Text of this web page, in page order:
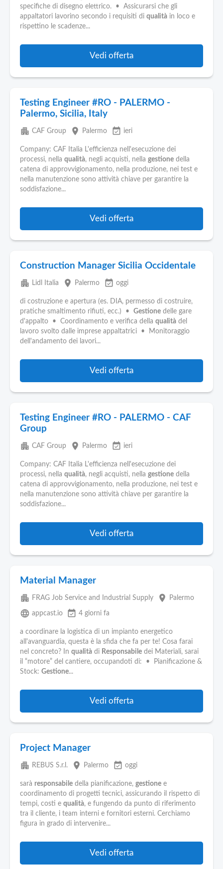
specifiche di disegno elettrico. • Assicurarsi che gli
appaltatori lavorino secondo i requisiti di qualità in loco e
rispettino le scadenze...
Vedi offerta
Testing Engineer #RO - PALERMO -
Palermo, Sicilia, Italy
apartment CAF Group place Palermo event_available ieri
Company: CAF Italia L'efficienza nell'esecuzione dei
processi, nella qualità, negli acquisti, nella gestione della
catena di approvvigionamento, nella produzione, nei test e
nella manutenzione sono attività chiave per garantire la
soddisfazione...
Vedi offerta
Construction Manager Sicilia Occidentale
apartment Lidl Italia place Palermo event_available oggi
di costruzione e apertura (es. DIA, permesso di costruire,
pratiche smaltimento rifiuti, ecc.) • Gestione delle gare
d'appalto • Coordinamento e verifica della qualità del
lavoro svolto dalle imprese appaltatrici • Monitoraggio
dell'andamento dei lavori...
Vedi offerta
Testing Engineer #RO - PALERMO - CAF
Group
apartment CAF Group place Palermo event_available ieri
Company: CAF Italia L'efficienza nell'esecuzione dei
processi, nella qualità, negli acquisti, nella gestione della
catena di approvvigionamento, nella produzione, nei test e
nella manutenzione sono attività chiave per garantire la
soddisfazione...
Vedi offerta
Material Manager
apartment FRAG Job Service and Industrial Supply place Palermo
language appcast.io event_available 4 giorni fa
a coordinare la logistica di un impianto energetico
all'avanguardia, questa è la sfida che fa per te! Cosa farai
nel concreto? In qualità di Responsabile dei Materiali, sarai
il “motore” del cantiere, occupandoti di: • Pianificazione &
Stock: Gestione...
Vedi offerta
Project Manager
apartment REBUS S.r.l. place Palermo event_available oggi
sarà responsabile della pianificazione, gestione e
coordinamento di progetti tecnici, assicurando il rispetto di
tempi, costi e qualità, e fungendo da punto di riferimento
tra il cliente, i team interni e fornitori esterni. Cerchiamo
figura in grado di intervenire...
Vedi offerta